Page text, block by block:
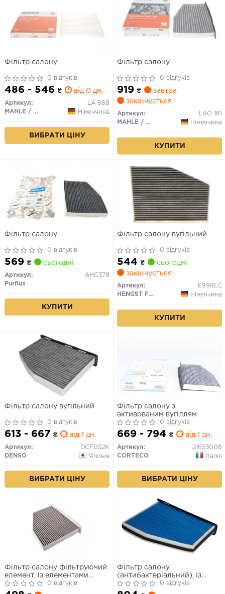
Фільтр салону
0 відгуків
486 - 546 ₴ від 0 дн.
Артикул:
LA 888
MAHLE / KNECHT
Німеччина
ВИБРАТИ ЦІНУ
Фільтр салону
0 відгуків
919 ₴
завтра
закінчується
Артикул:
LAO 181
MAHLE / KNECHT
Німеччина
КУПИТИ
Фільтр салону
0 відгуків
569 ₴ сьогодні
Артикул:
AHC378
Purflux
КУПИТИ
Фільтр салону вугільний
0 відгуків
544 ₴
сьогодні
закінчується
Артикул:
E998LC
HENGST FILTER
Німеччина
КУПИТИ
Фільтр салону вугільний
0 відгуків
613 - 667 ₴ від 1 дн.
Артикул:
DCF052K
DENSO
Японія
ВИБРАТИ ЦІНУ
Фільтр салону з
активованим вугіллям
0 відгуків
669 - 794 ₴ від 1 дн.
Артикул:
21653008
CORTECO
Італія
ВИБРАТИ ЦІНУ
Фільтр салону фільтруючий
елемент, із елементами
активованого вугілля AUDI
A3, Q3, TT MITSUBISHI
0 відгуків
Фільтр салону
(антибактеріальний), із
елементами активованого
вугілля AUDI A3, Q3, TT
0 відгуків